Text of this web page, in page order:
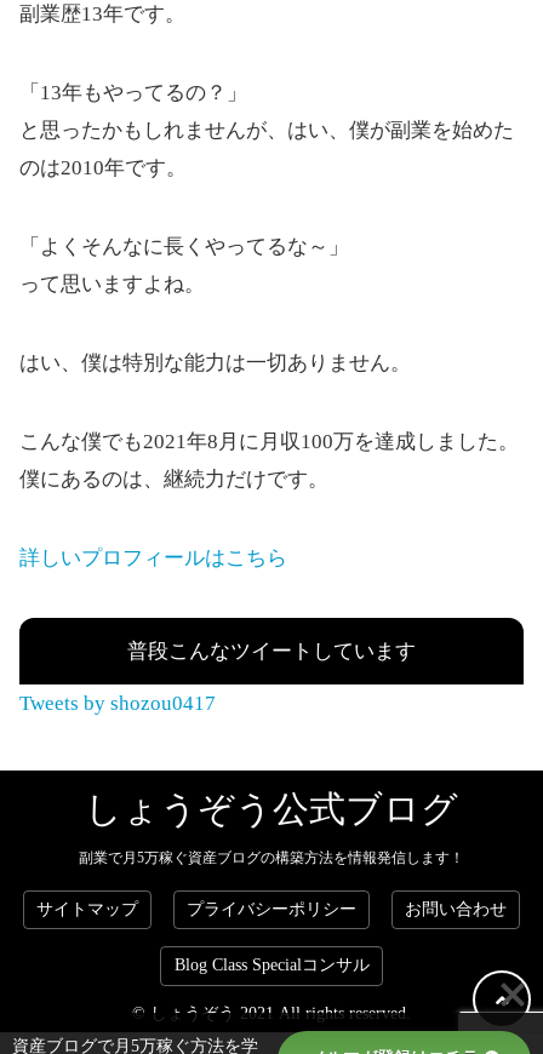
副業歴13年です。
「13年もやってるの？」
と思ったかもしれませんが、はい、僕が副業を始めた
のは2010年です。
「よくそんなに長くやってるな～」
って思いますよね。
はい、僕は特別な能力は一切ありません。
こんな僕でも2021年8月に月収100万を達成しました。
僕にあるのは、継続力だけです。
詳しいプロフィールはこちら
普段こんなツイートしています
Tweets by shozou0417
しょうぞう公式ブログ
副業で月5万稼ぐ資産ブログの構築方法を情報発信します！
サイトマップ プライバシーポリシー お問い合わせ
Blog Class Specialコンサル
© しょうぞう 2021 All rights reserved.
資産ブログで月5万稼ぐ方法を学